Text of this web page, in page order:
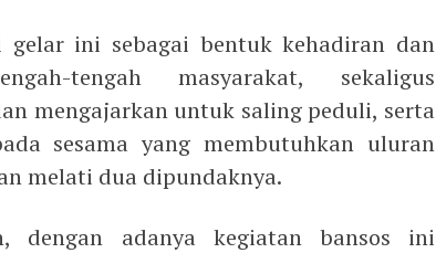
gelar ini sebagai bentuk kehadiran dan
tengah masyarakat, sekaligus
mengajarkan untuk saling peduli, serta
sesama yang membutuhkan uluran
melati dua dipundaknya.
dengan adanya kegiatan bansos ini